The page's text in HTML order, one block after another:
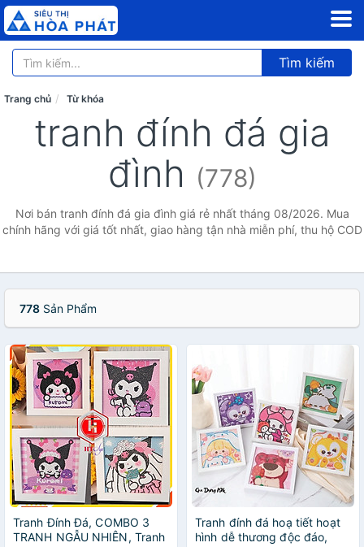
Tìm kiếm
Trang chủ Từ khóa
tranh đính đá gia
đình (778)
Nơi bán tranh đính đá gia đình giá rẻ nhất tháng 08/2026. Mua
chính hãng với giá tốt nhất, giao hàng tận nhà miễn phí, thu hộ COD
778 Sản Phẩm
Tranh Đính Đá, COMBO 3
TRANH NGẪU NHIÊN, Tranh
Tranh đính đá hoạ tiết hoạt
hình dễ thương độc đáo,